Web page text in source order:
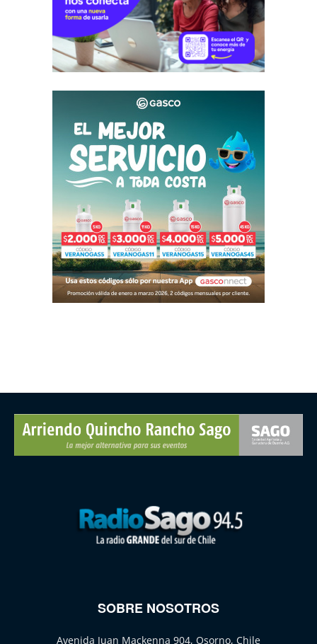
SOBRE NOSOTROS
Avenida Juan Mackenna 904, Osorno, Chile